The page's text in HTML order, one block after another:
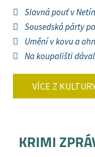
Slavná pouť v
Sousedská párty
Umění v kovu a
Na koupališti
VÍCE Z
KRIMI